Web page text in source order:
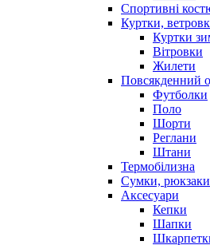
Спортивні
Куртки,
Куртки
Вітровки
Жилети
Повсякденний
Футболки
Поло
Шорти
Реглани
Штани
Термобілизна
Сумки, рюкзаки
Аксесуари
Кепки
Шапки